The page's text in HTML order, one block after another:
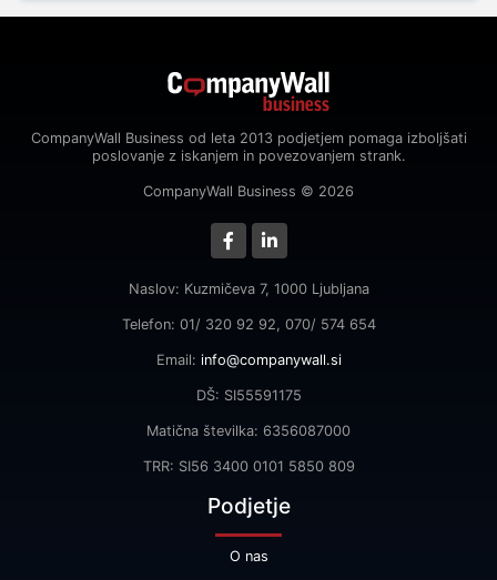
CompanyWall Business od leta 2013 podjetjem pomaga izboljšati
poslovanje z iskanjem in povezovanjem strank.
CompanyWall Business © 2026
Naslov: Kuzmičeva 7, 1000 Ljubljana
Telefon: 01/ 320 92 92, 070/ 574 654
Email: info@companywall.si
DŠ: SI55591175
Matična številka: 6356087000
TRR: SI56 3400 0101 5850 809
Podjetje
O nas